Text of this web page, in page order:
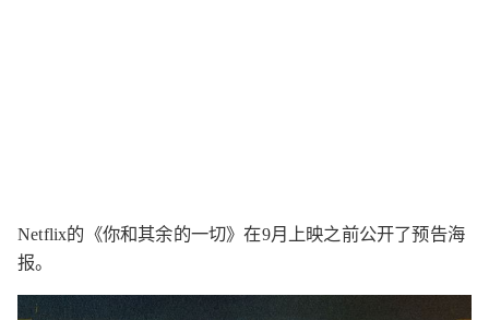
Netflix的《你和其余的一切》在9月上映之前公开了预告海
报。